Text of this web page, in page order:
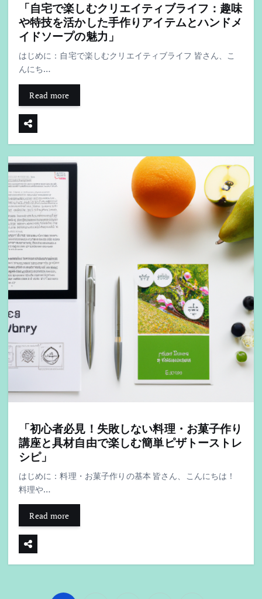
「自宅で楽しむクリエイティブライフ：趣味
や特技を活かした手作りアイテムとハンドメ
イドソープの魅力」
はじめに：自宅で楽しむクリエイティブライフ 皆さん、こ
んにち…
Read more
「初心者必見！失敗しない料理・お菓子作り
講座と具材自由で楽しむ簡単ピザトーストレ
シピ」
はじめに：料理・お菓子作りの基本 皆さん、こんにちは！
料理や…
Read more